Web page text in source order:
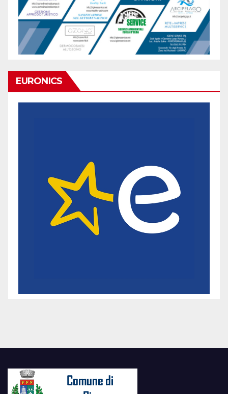
EURONICS